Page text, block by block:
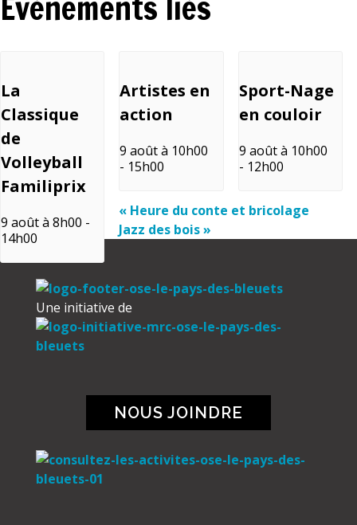
La
Classique
de
Volleyball
Familiprix
9 août à 8h00 -
14h00
Artistes en
action
9 août à 10h00
- 15h00
Sport-Nage
en couloir
9 août à 10h00
- 12h00
« Heure du conte et bricolage
Jazz des bois»
Une initiative de
NOUS JOINDRE